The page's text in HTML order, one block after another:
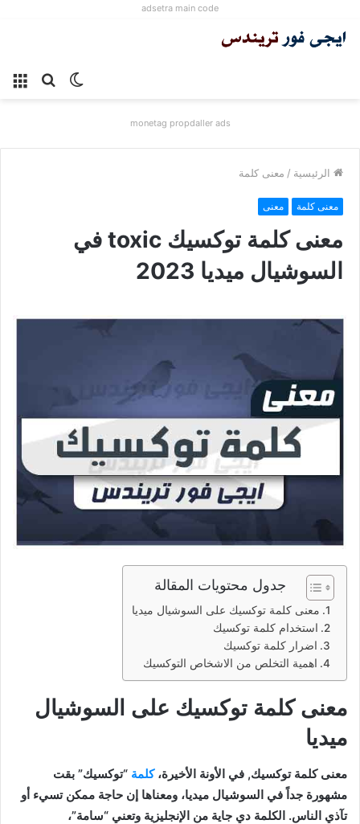
adsetra main code
بحث الوضع
monetag propdaller ads
الرئيسية / معنى كلمة
معنى كلمة معنى
معنى كلمة توكسيك toxic في
السوشيال ميديا 2023
جدول محتويات المقالة
معنى كلمة توكسيك على السوشيال ميديا
استخدام كلمة توكسيك
اضرار كلمة توكسيك
اهمية التخلص من الاشخاص التوكسيك
معنى كلمة توكسيك على السوشيال
ميديا
معنى كلمة توكسيك, في الأونة الأخيرة،كلمة “توكسيك” بقت
مشهورة جداً في السوشيال ميديا، ومعناها إن حاجة ممكن تسيء أو
تآذي الناس. الكلمة دي جاية من الإنجليزية وتعني “سامة”،